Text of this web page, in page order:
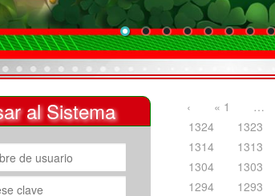
al Sistema ‹ « 1 …
1324
1323
1314
1313
1304
1303
1294
1293